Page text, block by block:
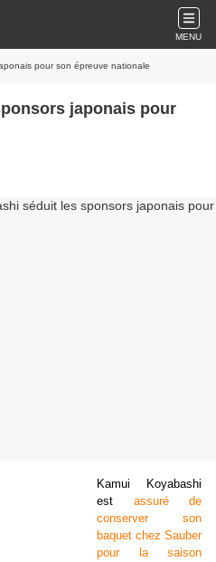
MENU
pour son épreuve nationale
japonais pour
Kamui Koyabashi
est assuré de
conserver son
baquet chez Sauber
pour la saison